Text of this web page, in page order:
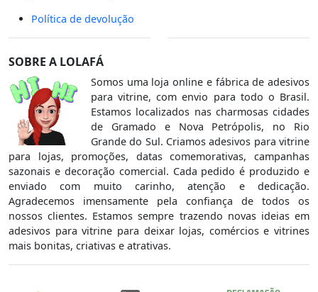
Política de devolução
SOBRE A LOLAFÁ
Somos uma loja online e fábrica de adesivos
para vitrine, com envio para todo o Brasil.
Estamos localizados nas charmosas cidades
de Gramado e Nova Petrópolis, no Rio
Grande do Sul. Criamos adesivos para vitrine
para lojas, promoções, datas comemorativas, campanhas
sazonais e decoração comercial. Cada pedido é produzido e
enviado com muito carinho, atenção e dedicação.
Agradecemos imensamente pela confiança de todos os
nossos clientes. Estamos sempre trazendo novas ideias em
adesivos para vitrine para deixar lojas, comércios e vitrines
mais bonitas, criativas e atrativas.